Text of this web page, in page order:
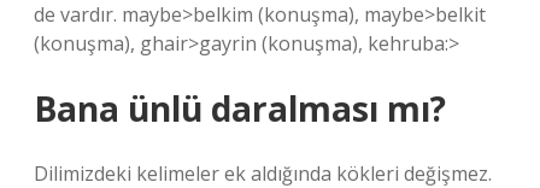
de vardır. maybe>belkim (konuşma), maybe>belkit
(konuşma), ghair>gayrin (konuşma), kehruba:>
Bana ünlü daralması mı?
Dilimizdeki kelimeler ek aldığında kökleri değişmez.